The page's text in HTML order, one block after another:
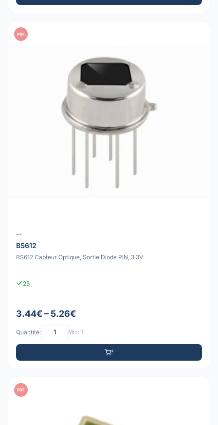
PDF
--
BS612
BS612 Capteur Optique, Sortie Diode PIN, 3.3V
25
3.44€ – 5.26€
Quantité: Min: 1
PDF